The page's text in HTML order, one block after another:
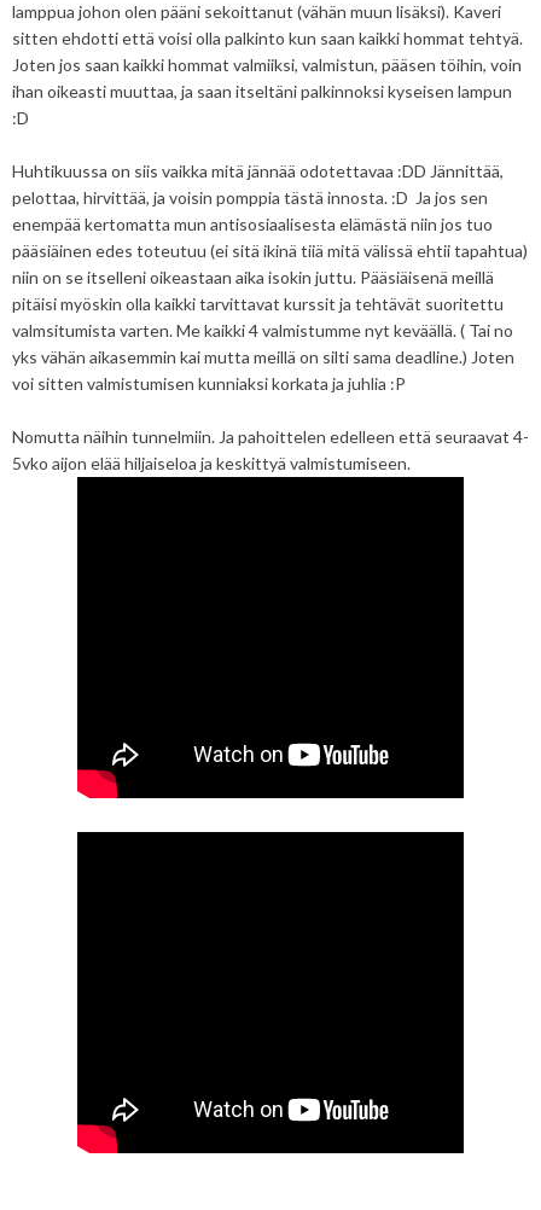
lamppua johon olen pääni sekoittanut (vähän muun lisäksi). Kaveri
sitten ehdotti että voisi olla palkinto kun saan kaikki hommat tehtyä.
Joten jos saan kaikki hommat valmiiksi, valmistun, pääsen töihin, voin
ihan oikeasti muuttaa, ja saan itseltäni palkinnoksi kyseisen lampun
:D
Huhtikuussa on siis vaikka mitä jännää odotettavaa :DD Jännittää,
pelottaa, hirvittää, ja voisin pomppia tästä innosta. :D Ja jos sen
enempää kertomatta mun antisosiaalisesta elämästä niin jos tuo
pääsiäinen edes toteutuu (ei sitä ikinä tiiä mitä välissä ehtii tapahtua)
niin on se itselleni oikeastaan aika isokin juttu. Pääsiäisenä meillä
pitäisi myöskin olla kaikki tarvittavat kurssit ja tehtävät suoritettu
valmsitumista varten. Me kaikki 4 valmistumme nyt keväällä. ( Tai no
yks vähän aikasemmin kai mutta meillä on silti sama deadline.) Joten
voi sitten valmistumisen kunniaksi korkata ja juhlia :P
Nomutta näihin tunnelmiin. Ja pahoittelen edelleen että seuraavat 4-
5vko aijon elää hiljaiseloa ja keskittyä valmistumiseen.